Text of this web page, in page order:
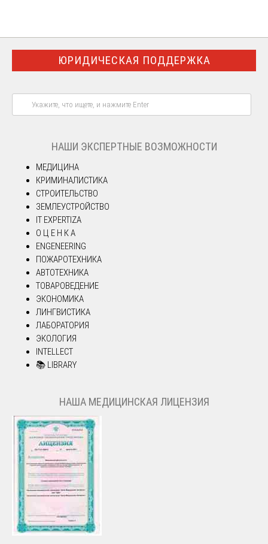
ЮРИДИЧЕСКАЯ ПОДДЕРЖКА
НАШИ ЭКСПЕРТНЫЕ ВОЗМОЖНОСТИ
МЕДИЦИНА
КРИМИНАЛИСТИКА
СТРОИТЕЛЬСТВО
ЗЕМЛЕУСТРОЙСТВО
IT EXPERTIZA
О Ц Е Н К А
ENGENEERING
ПОЖАРОТЕХНИКА
АВТОТЕХНИКА
ТОВАРОВЕДЕНИЕ
ЭКОНОМИКА
ЛИНГВИСТИКА
ЛАБОРАТОРИЯ
ЭКОЛОГИЯ
INTELLECT
📚 LIBRARY
НАША МЕДИЦИНСКАЯ ЛИЦЕНЗИЯ